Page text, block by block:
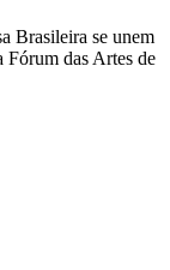
Brasileira se unem
Fórum das Artes de